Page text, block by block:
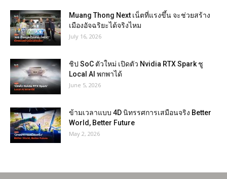
Muang Thong Next เน็ตที่แรงขึ้น จะช่วยสร้าง
เมืองอัจฉริยะได้จริงไหม
July 16, 2026
ชิป SoC ตัวใหม่ เปิดตัว Nvidia RTX Spark ชู
Local AI พกพาได้
June 5, 2026
ข้ามเวลาแบบ 4D นิทรรศการเสมือนจริง Better
World, Better Future
May 2, 2026